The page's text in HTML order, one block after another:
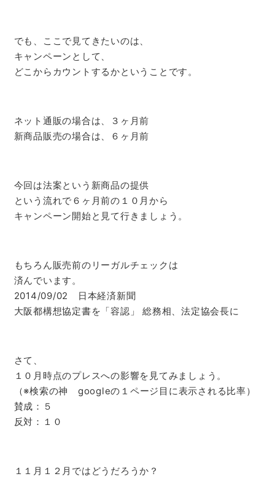
でも、ここで見てきたいのは、
キャンペーンとして、
どこからカウントするかということです。
ネット通販の場合は、３ヶ月前
新商品販売の場合は、６ヶ月前
今回は法案という新商品の提供
という流れで６ヶ月前の１０月から
キャンペーン開始と見て行きましょう。
もちろん販売前のリーガルチェックは
済んでいます。
2014/09/02 日本経済新聞
大阪都構想協定書を「容認」 総務相、法定協会長に
さて、
１０月時点のプレスへの影響を見てみましょう。
（※検索の神 googleの１ページ目に表示される比率）
賛成：５
反対：１０
１１月１２月ではどうだろうか？